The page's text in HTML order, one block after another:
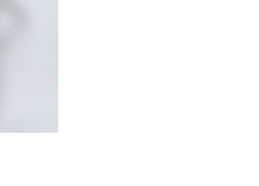
キスポーツ 公式アプリ
ト・クーポンもこのアプリで！